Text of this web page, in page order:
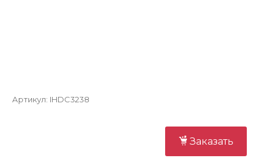
Артикул: IHDC3238
Заказать